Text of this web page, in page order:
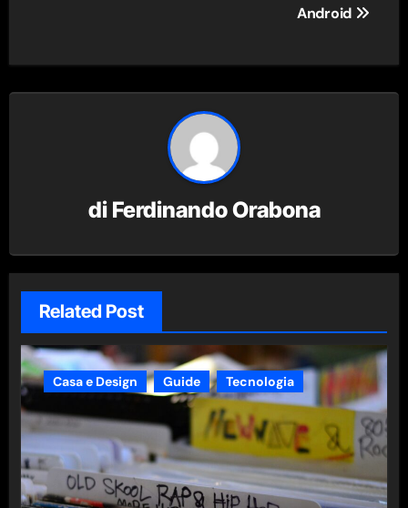
Android
di Ferdinando Orabona
Related Post
Casa e Design Guide Tecnologia